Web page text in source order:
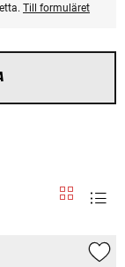
Till formuläret